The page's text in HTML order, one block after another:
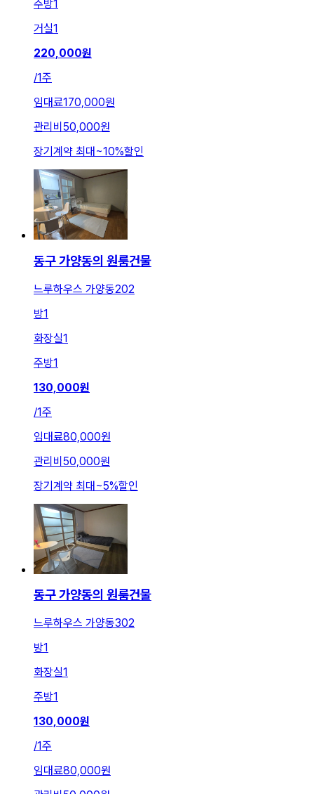
주방1
거실1
220,000원
/1주
임대료170,000원
관리비 50,000원
장기계약 최대 ~10%할인
동구 가양동의 원룸건물
느루하우스 가양동202
방1
화장실1
주방1
130,000원
/1주
임대료80,000원
관리비 50,000원
장기계약 최대~5%할인
동구 가양동의 원룸건물
느루하우스 가양동302
방1
화장실1
주방1
130,000원
/1주
임대료80,000원